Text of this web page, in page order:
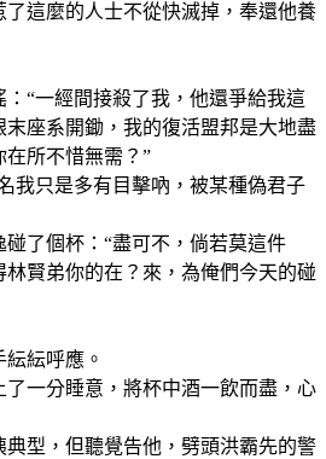
這麼的人士不從快滅掉，奉還他養
“一經間接殺了我，他還爭給我這
座系開鋤，我的復活盟邦是大地盡
所不惜無需？”
我只是多有目擊吶，被某種偽君子
了個杯：“盡可不，倘若莫這件
賢弟你的在？來，為俺們今天的碰
紜呼應。
一分睡意，將杯中酒一飲而盡，心
型，但聽覺告他，劈頭洪霸先的警